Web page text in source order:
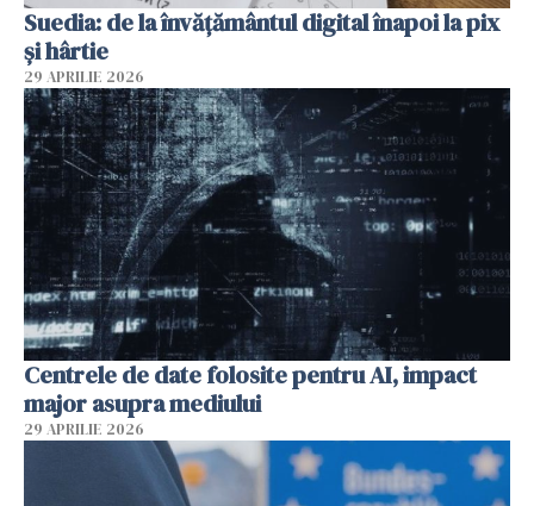
Suedia: de la învățământul digital înapoi la pix
și hârtie
29 APRILIE 2026
Centrele de date folosite pentru AI, impact
major asupra mediului
29 APRILIE 2026